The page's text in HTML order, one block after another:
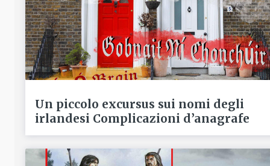
Un piccolo excursus sui nomi degli
irlandesi Complicazioni d’anagrafe